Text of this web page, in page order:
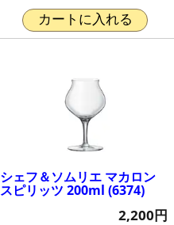
カートに入れる
シェフ＆ソムリエ マカロン
スピリッツ 200ml (6374)
2,200円